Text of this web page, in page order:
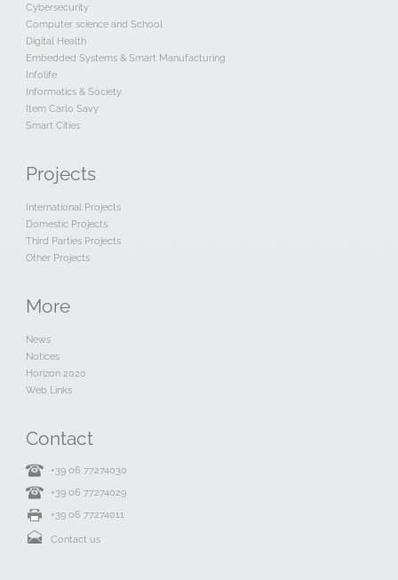
Cybersecurity
Computer science and School
Digital Health
Embedded Systems & Smart Manufacturing
Infolife
Informatics & Society
Item Carlo Savy
Smart Cities
Projects
International Projects
Domestic Projects
Third Parties Projects
Other Projects
More
News
Notices
Horizon 2020
Web Links
Contact
+39 06 77274030
+39 06 77274029
+39 06 77274011
Contact us